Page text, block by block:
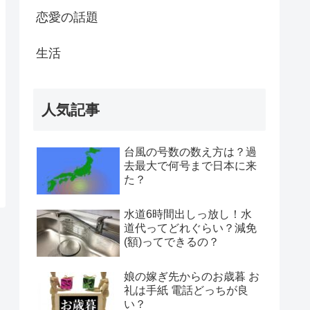
恋愛の話題
生活
人気記事
台風の号数の数え方は？過
去最大で何号まで日本に来
た？
水道6時間出しっ放し！水
道代ってどれぐらい？減免
(額)ってできるの？
娘の嫁ぎ先からのお歳暮 お
礼は手紙 電話どっちが良
い？